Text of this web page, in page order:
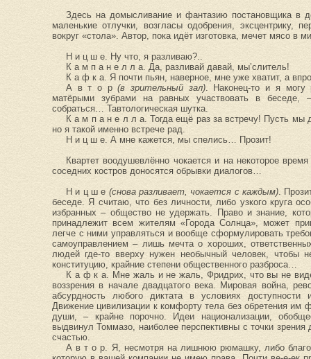
Здесь на домысливание и фантазию постановщика в
маленькие отлучки, возгласы одобрения, эксцентрику,
вокруг «стола». Автор, пока идёт изготовка, мечет мясо
Н и ц ш е. Ну что, я разливаю?..
К а м п а н е л л а. Да, разливай давай, мы’слитель!
К а ф к а. Я почти пьян, наверное, мне уже хватит, а
А в т о р(в зрительный зал). Наконец-то и я могу
матёрыми зубрами на равных участвовать в беседе,
собраться… Тавтологическая шутка.
К а м п а н е л л а. Тогда ещё раз за встречу! Пусть мы
но я такой именно встрече рад.
Н и ц ш е. А мне кажется, мы спелись… Прозит!
Квартет воодушевлённо чокается и на некоторое
соседних костров доносятся обрывки диалогов…
Н и ц ш е (снова разливает, чокается с каждым).
беседе. Я считаю, что без личности, либо узкого круга
избранных – общество не удержать. Право и знание,
принадлежит всем жителям «Города Солнца», может
легче с ними управляться и вообще сформулировать
самоуправлением – лишь мечта о хороших,
людей где-то вверху нужен необычный человек, чтобы
конституцию, крайние степени общественного разброса…
К а ф к а. Мне жаль и не жаль, Фридрих, что вы не
воззрения в начале двадцатого века. Мировая война,
абсурдность любого диктата в условиях
Движение цивилизации к комфорту тела без обретения им
души, – крайне порочно. Идеи национализации,
выдвинул Томмазо, наиболее перспективны с точки
счастью.
А в т о р. Я, несмотря на лишнюю рюмашку, либо